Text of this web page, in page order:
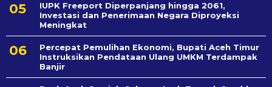
IUPK Freeport Diperpanjang hingga 2061,
Investasi dan Penerimaan Negara Diproyeksi
Meningkat
Percepat Pemulihan Ekonomi, Bupati Aceh Timur
Instruksikan Pendataan Ulang UMKM Terdampak
Banjir